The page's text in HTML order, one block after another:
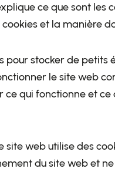
ce que sont les
et la manière
pour stocker de
le site web
qui fonctionne et ce
web utilise des
du site web et